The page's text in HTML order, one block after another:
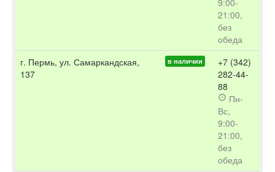
9:00-
21:00,
без
обеда
г. Пермь, ул. Самаркандская,
137
в наличии
+7 (342)
282-44-
88
Пн-
Вс,
9:00-
21:00,
без
обеда